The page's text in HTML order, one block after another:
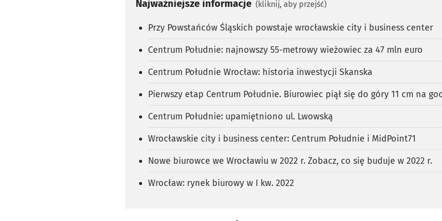
Najważniejsze informacje (kliknij, aby przejść)
Przy Powstańców Śląskich powstaje wrocławskie city i business center
Centrum Południe: najnowszy 55-metrowy wieżowiec za 47 mln euro
Centrum Południe Wrocław: historia inwestycji Skanska
Pierwszy etap Centrum Południe. Biurowiec piął się do góry 11 cm na
Centrum Południe: upamiętniono ul. Lwowską
Wrocławskie city i business center: Centrum Południe i MidPoint71
Nowe biurowce we Wrocławiu w 2022 r. Zobacz, co się buduje w 2022 r.
Wrocław: rynek biurowy w I kw. 2022